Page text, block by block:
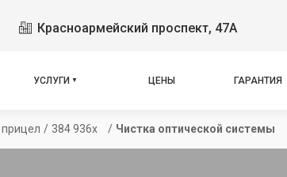
Красноармейский проспект, 47А
УСЛУГИ ЦЕНЫ ГАРАНТИЯ
/ 384 936x / Чистка оптической системы